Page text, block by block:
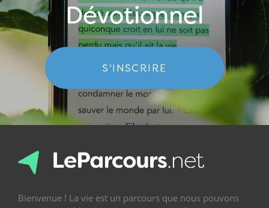
Dévotionnel
S'INSCRIRE
Bienvenue ! La vie est un parcours que nous pouvons